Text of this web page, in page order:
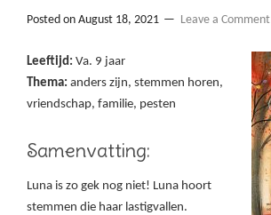
Posted on August 18, 2021 Leave a Comment
Leeftijd: Va. 9 jaar
Thema: anders zijn, stemmen horen,
vriendschap, familie, pesten
Samenvatting:
Luna is zo gek nog niet! Luna hoort
stemmen die haar lastigvallen.